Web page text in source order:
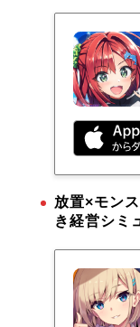
放置×モン
き経営シミ